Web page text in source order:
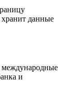
хранит данные
международные
и